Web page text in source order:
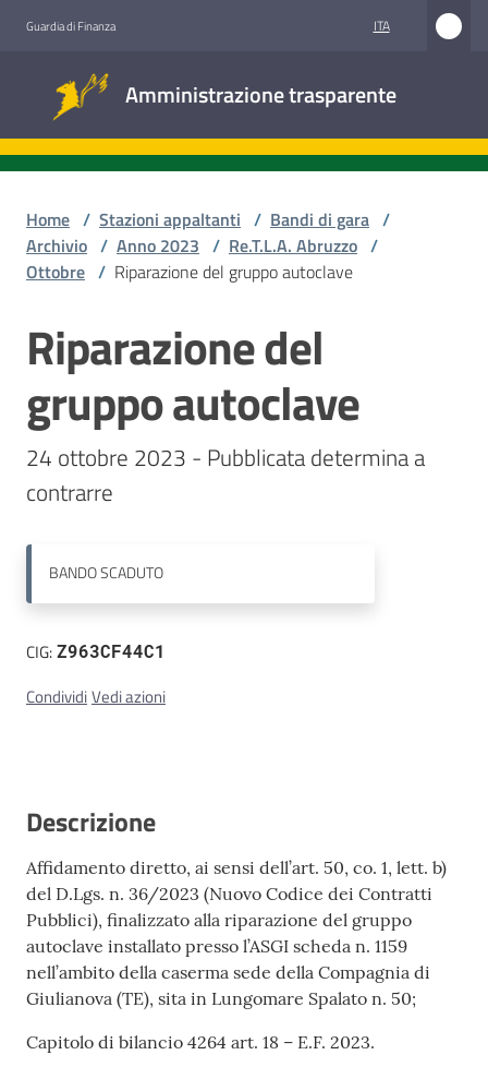
Guardia di Finanza ITA
Amministrazione trasparente
trasparente
Accesso
Stazioni
appaltanti
Contatti
Home / Stazioni appaltanti / Bandi di gara /
Archivio / Anno 2023 / Re.T.L.A. Abruzzo /
Ottobre / Riparazione del gruppo autoclave
Salta al contenuto
Riparazione del
gruppo autoclave
24 ottobre 2023 - Pubblicata determina a
contrarre
BANDOSCADUTO
CIG:Z963CF44C1
CondividiVedi azioni
Descrizione
Affidamento diretto, ai sensi dell’art. 50, co. 1, lett. b)
del D.Lgs. n. 36/2023 (Nuovo Codice dei Contratti
Pubblici), finalizzato alla riparazione del gruppo
autoclave installato presso l’ASGI scheda n. 1159
nell’ambito della caserma sede della Compagnia di
Giulianova (TE), sita in Lungomare Spalato n. 50;
Capitolo di bilancio 4264 art. 18 – E.F. 2023.